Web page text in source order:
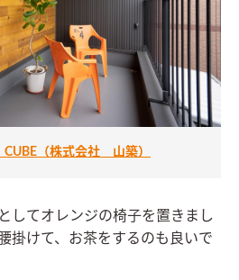
（株式会社 山築）
してオレンジの椅子を置きまし
掛けて、お茶をするのも良いで